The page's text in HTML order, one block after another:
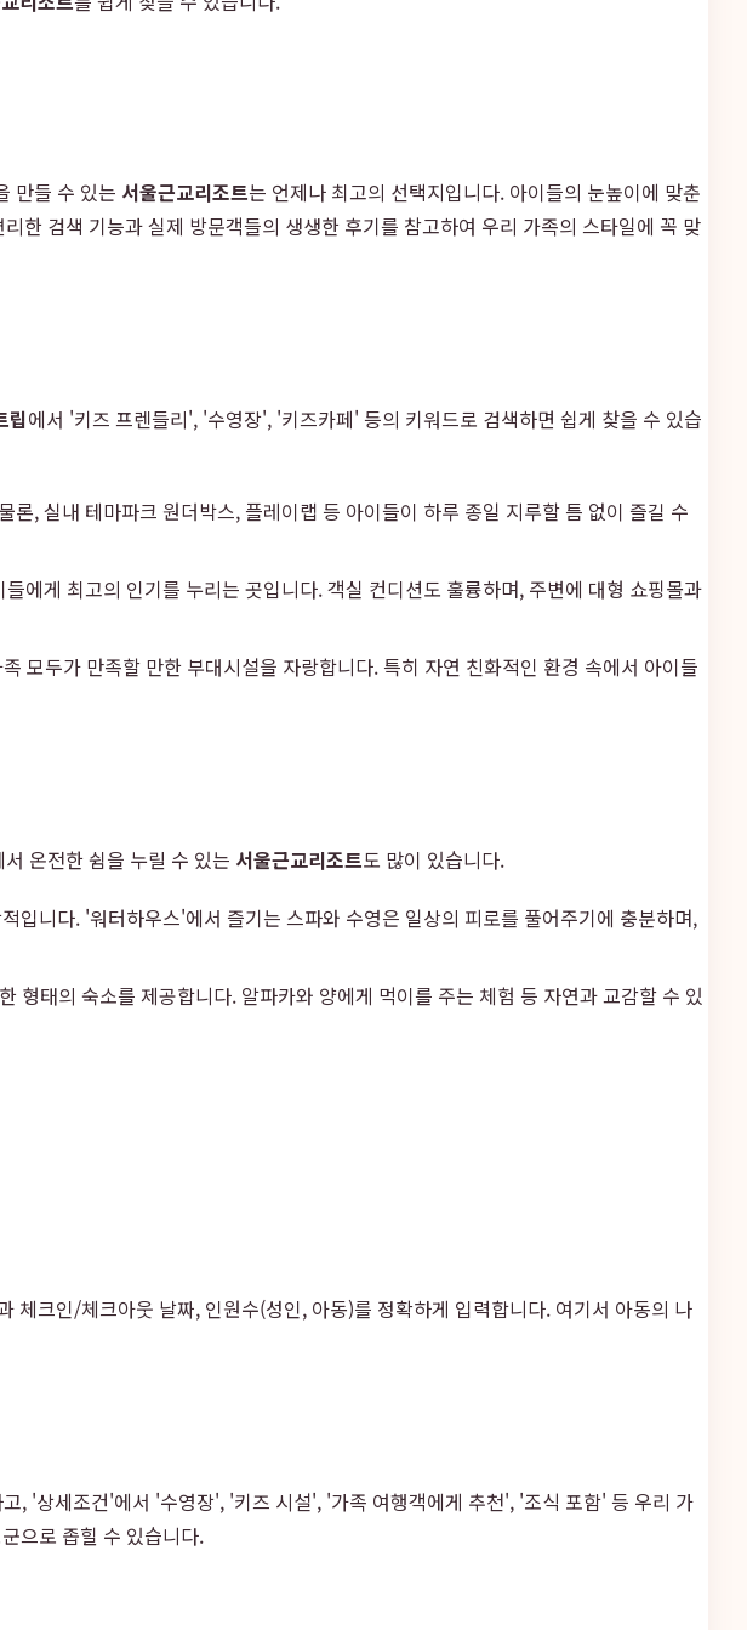
만들 수 있는 서울근교리조트는 언제나 최고의 선택지입니다. 아이들의 눈높이에 맞춘
리한 검색 기능과 실제 방문객들의 생생한 후기를 참고하여 우리 가족의 스타일에 꼭 맞
립에서 '키즈 프렌들리', '수영장', '키즈카페' 등의 키워드로 검색하면 쉽게 찾을 수 있습
, 실내 테마파크 원더박스, 플레이랩 등 아이들이 하루 종일 지루할 틈 없이 즐길 수
에게 최고의 인기를 누리는 곳입니다. 객실 컨디션도 훌륭하며, 주변에 대형 쇼핑몰과
모두가 만족할 만한 부대시설을 자랑합니다. 특히 자연 친화적인 환경 속에서 아이들
온전한 쉼을 누릴 수 있는 서울근교리조트도 많이 있습니다.
입니다. '워터하우스'에서 즐기는 스파와 수영은 일상의 피로를 풀어주기에 충분하며,
형태의 숙소를 제공합니다. 알파카와 양에게 먹이를 주는 체험 등 자연과 교감할 수 있
크인/체크아웃 날짜, 인원수(성인, 아동)를 정확하게 입력합니다. 여기서 아동의 나
, '상세조건'에서 '수영장', '키즈 시설', '가족 여행객에게 추천', '조식 포함' 등 우리 가
으로 좁힐 수 있습니다.